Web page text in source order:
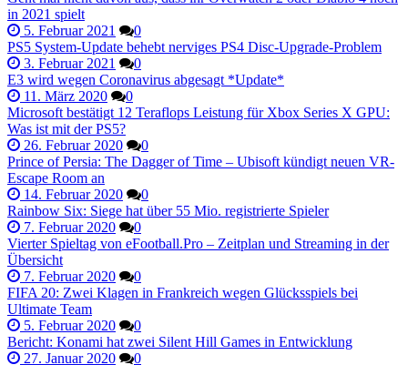
in 2021 spielt
5. Februar 2021
0
PS5 System-Update behebt nerviges PS4 Disc-Upgrade-Problem
3. Februar 2021
0
E3 wird wegen Coronavirus abgesagt *Update*
11. März 2020
0
Microsoft bestätigt 12 Teraflops Leistung für Xbox Series X GPU:
Was ist mit der PS5?
26. Februar 2020
0
Prince of Persia: The Dagger of Time – Ubisoft kündigt neuen VR-
Escape Room an
14. Februar 2020
0
Rainbow Six: Siege hat über 55 Mio. registrierte Spieler
7. Februar 2020
0
Vierter Spieltag von eFootball.Pro – Zeitplan und Streaming in der
Übersicht
7. Februar 2020
0
FIFA 20: Zwei Klagen in Frankreich wegen Glücksspiels bei
Ultimate Team
5. Februar 2020
0
Bericht: Konami hat zwei Silent Hill Games in Entwicklung
27. Januar 2020
0